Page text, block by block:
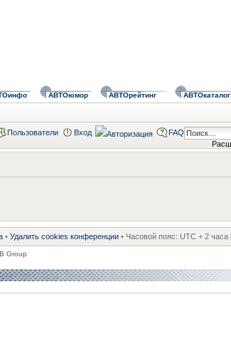
АВТОюмор АВТОрейтинг АВТОкаталог
Пользователи Вход FAQ
• Удалить cookies конференции • Часовой пояс: UTC + 2
Group